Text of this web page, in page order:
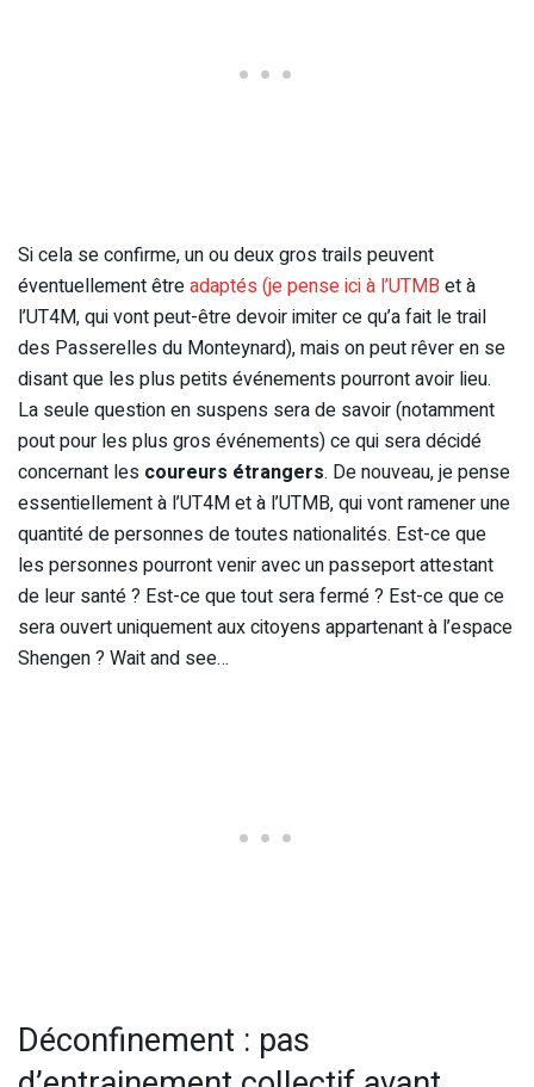
Si cela se confirme, un ou deux gros trails peuvent
éventuellement êtreadaptés (je pense ici à l’UTMB et à
l’UT4M, qui vont peut-être devoir imiter ce qu’a fait le trail
des Passerelles du Monteynard), mais on peut rêver en se
disant que les plus petits événements pourront avoir lieu.
La seule question en suspens sera de savoir (notamment
pout pour les plus gros événements) ce qui sera décidé
concernant les coureurs étrangers. De nouveau, je pense
essentiellement à l’UT4M et à l’UTMB, qui vont ramener une
quantité de personnes de toutes nationalités. Est-ce que
les personnes pourront venir avec un passeport attestant
de leur santé ? Est-ce que tout sera fermé ? Est-ce que ce
sera ouvert uniquement aux citoyens appartenant à l’espace
Shengen ? Wait and see…
Déconfinement : pas